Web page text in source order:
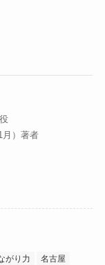
月）著者
がり力
名古屋